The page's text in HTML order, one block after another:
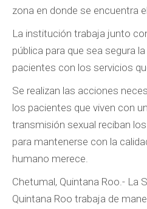
zona en donde se encuentra
La institución trabaja junto
pública para que sea segura
pacientes con los servicios
Se realizan las acciones
los pacientes que viven con
transmisión sexual reciban
para mantenerse con la
humano merece.
Chetumal, Quintana Roo.- La
Quintana Roo trabaja de